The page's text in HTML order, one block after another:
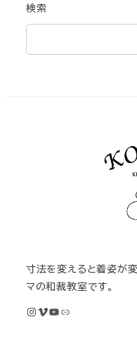
検索
寸法を変えると着姿が
マの和裁教室です。
InstagramVimeo YouTube M KIMONOオンライン和裁教室